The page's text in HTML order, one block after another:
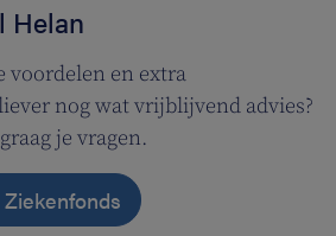
Helan
voordelen en extra
nog wat vrijblijvend advies?
je vragen.